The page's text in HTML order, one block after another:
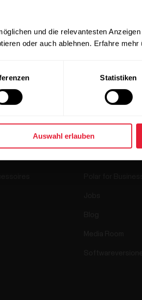
und die relevantesten
oder auch ablehnen. Erfahre mehr
Statistiken
Auswahl erlauben
Über
Wer wir sind